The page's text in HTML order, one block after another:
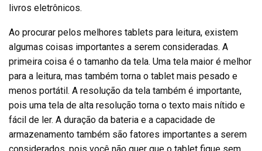
livros eletrônicos.
Ao procurar pelos melhores tablets para leitura, existem
algumas coisas importantes a serem consideradas. A
primeira coisa é o tamanho da tela. Uma tela maior é melhor
para a leitura, mas também torna o tablet mais pesado e
menos portátil. A resolução da tela também é importante,
pois uma tela de alta resolução torna o texto mais nítido e
fácil de ler. A duração da bateria e a capacidade de
armazenamento também são fatores importantes a serem